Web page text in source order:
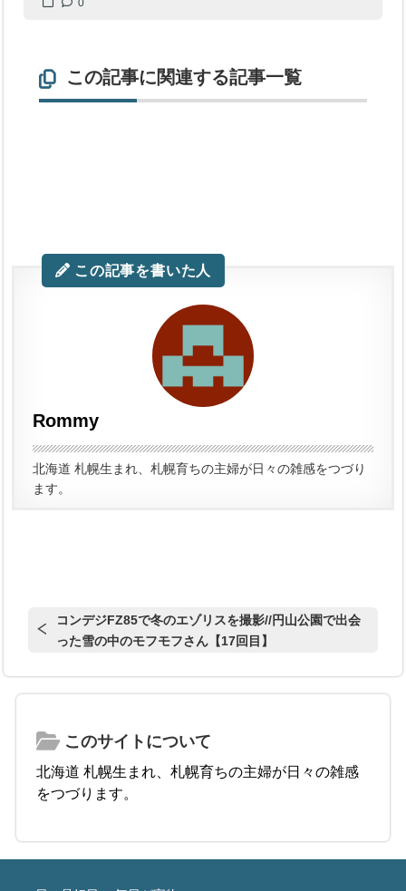
0
この記事に関連する記事一覧
この記事を書いた人
Rommy
北海道 札幌生まれ、札幌育ちの主婦が日々の雑感をつづり
ます。
コンデジFZ85で冬のエゾリスを撮影//円山公園で出会
った雪の中のモフモフさん【17回目】
このサイトについて
北海道 札幌生まれ、札幌育ちの主婦が日々の雑感
をつづります。